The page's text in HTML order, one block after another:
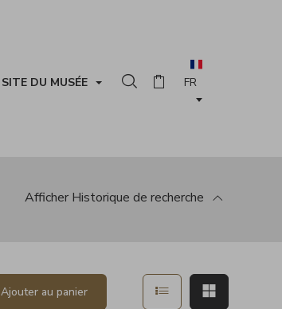
SITE DU MUSÉE Rechercher dans la collection
Panier
AfficherHistorique de recherche
Ajouter au panier Afficher en mode